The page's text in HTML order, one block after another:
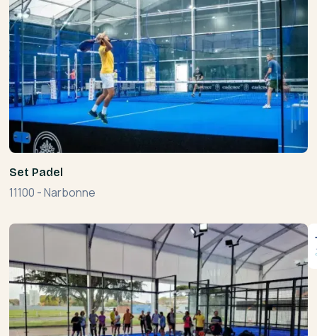
Set Padel
11100 -Narbonne